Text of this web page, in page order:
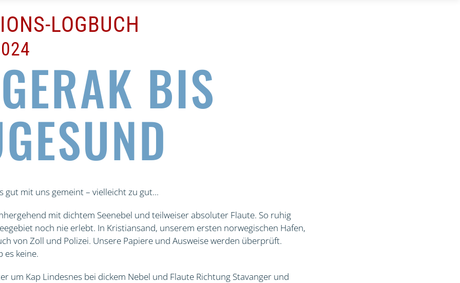
LOGBUCH
BIS
gut mit uns gemeint – vielleicht zu gut...
mit dichtem Seenebel und teilweiser absoluter Flaute. So ruhig
noch nie erlebt. In Kristiansand, unserem ersten norwegischen Hafen,
von Zoll und Polizei. Unsere Papiere und Ausweise werden überprüft.
es keine.
um Kap Lindesnes bei dickem Nebel und Flaute Richtung Stavanger und